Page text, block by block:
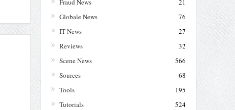
Globale News
76
IT News
27
Reviews
32
Scene News
566
Sources
68
Tools
195
Tutorials
524